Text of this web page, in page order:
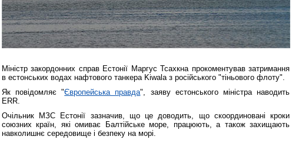
Міністр закордонних справ Естонії Маргус Тсахкна прокоментував затримання
в естонських водах нафтового танкера Kiwala з російського "тіньового флоту".
Як повідомляє "Європейська правда", заяву естонського міністра наводить
ERR.
Очільник МЗС Естонії зазначив, що це доводить, що скоординовані кроки
союзних країн, які омиває Балтійське море, працюють, а також захищають
навколишнє середовище і безпеку на морі.